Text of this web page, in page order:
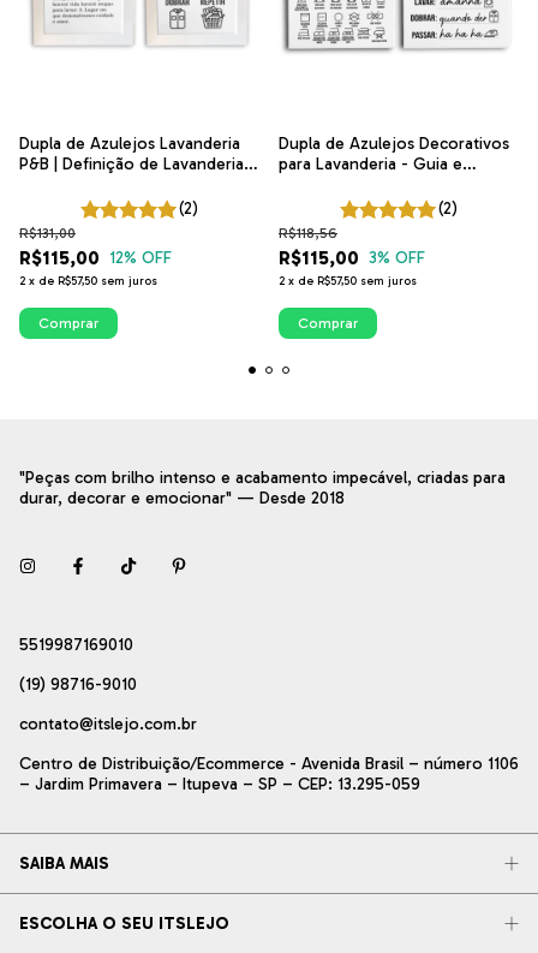
Dupla de Azulejos Lavanderia
P&B | Definição de Lavanderia e
(2)
R$115,00
R$131,00
12% OFF
2 x de R$57,50 sem juros
Comprar
Dupla de Azulejos Decorativos
para Lavanderia - Guia e
(2)
R$115,00
R$118,56
3% OFF
2 x de R$57,50 sem juros
Comprar
"Peças com brilho intenso e acabamento impecável, criadas para
durar, decorar e emocionar" — Desde 2018
5519987169010
(19) 98716-9010
contato@itslejo.com.br
Centro de Distribuição/Ecommerce - Avenida Brasil – número 1106
– Jardim Primavera – Itupeva – SP – CEP: 13.295-059
SAIBA MAIS
ESCOLHA O SEU ITSLEJO